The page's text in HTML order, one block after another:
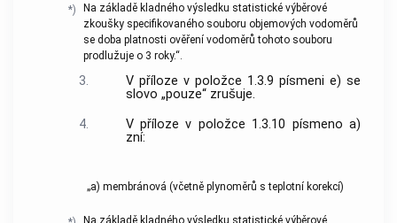
*)
Na základě kladného výsledku statistické výběrové
zkoušky specifikovaného souboru objemových vodoměrů
se doba platnosti ověření vodoměrů tohoto souboru
prodlužuje o 3 roky.“.
3.
V příloze v položce 1.3.9 písmeni e) se
slovo „pouze“ zrušuje.
4.
V příloze v položce 1.3.10 písmeno a)
zní:
„a) membránová (včetně plynoměrů s teplotní korekcí)
Na základě kladného výsledku statistické výběrové